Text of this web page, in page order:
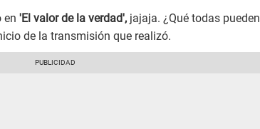
en 'El valor de la verdad', jajaja. ¿Qué todas pueden
de la transmisión que realizó.